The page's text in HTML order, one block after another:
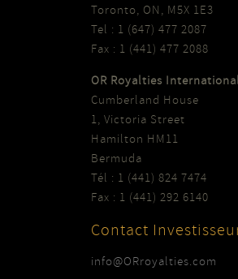
Toronto, ON, M5X 1E3
Tel : 1 (647) 477 2087
Fax : 1 (441) 477 2088
OR Royalties
Cumberland House
1, Victoria Street
Hamilton HM11
Bermuda
Tél : 1 (441) 824 7474
Fax : 1 (441) 292 6140
Contact
info@ORroyalties.com